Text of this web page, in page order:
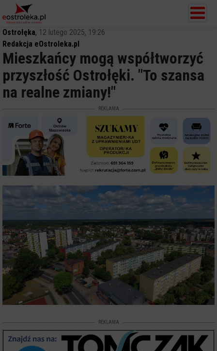
Ostrołęka, 12 lutego 2025, 19:26
Redakcja eOstroleka.pl
Mieszkańcy mogą współtworzyć
przyszłość Ostrołęki. "To szansa
na realne zmiany!"
REKLAMA
REKLAMA